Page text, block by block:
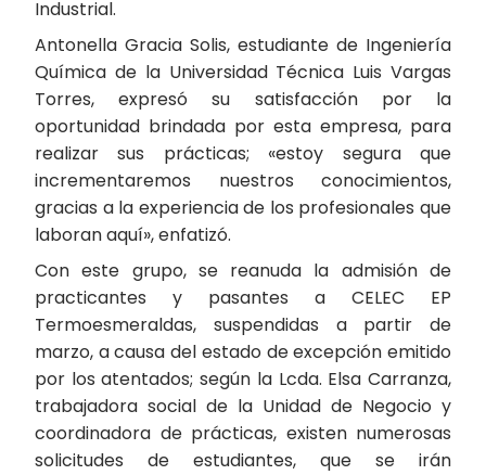
Industrial.
Antonella Gracia Solis, estudiante de Ingeniería
Química de la Universidad Técnica Luis Vargas
Torres, expresó su satisfacción por la
oportunidad brindada por esta empresa, para
realizar sus prácticas; «estoy segura que
incrementaremos nuestros conocimientos,
gracias a la experiencia de los profesionales que
laboran aquí», enfatizó.
Con este grupo, se reanuda la admisión de
practicantes y pasantes a CELEC EP
Termoesmeraldas, suspendidas a partir de
marzo, a causa del estado de excepción emitido
por los atentados; según la Lcda. Elsa Carranza,
trabajadora social de la Unidad de Negocio y
coordinadora de prácticas, existen numerosas
solicitudes de estudiantes, que se irán